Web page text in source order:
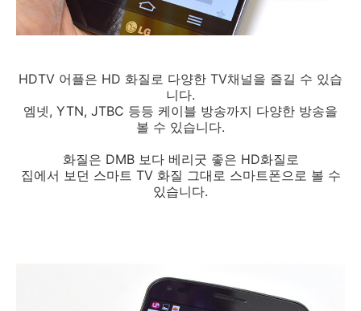
HDTV 어플은 HD 화질로 다양한 TV채널을 즐길 수 있습
니다.
엠넷, YTN, JTBC 등등 케이블 방송까지 다양한 방송을
볼 수 있습니다.
화질은 DMB 보다 베리굿 좋은 HD화질로
집에서 보던 스마트 TV 화질 그대로 스마트폰으로 볼 수
있습니다.